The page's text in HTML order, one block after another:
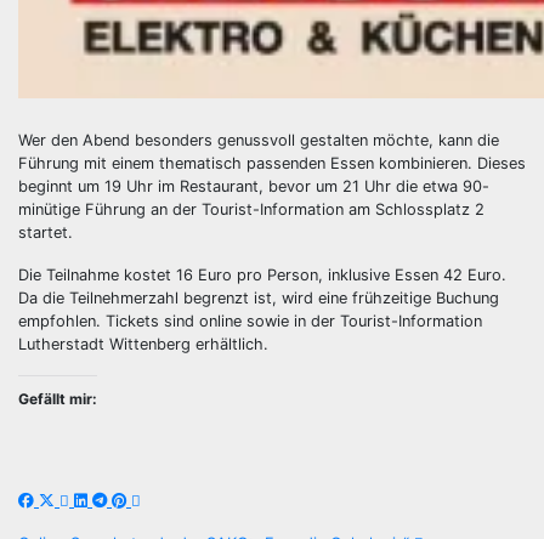
Wer den Abend besonders genussvoll gestalten möchte, kann die
Führung mit einem thematisch passenden Essen kombinieren. Dieses
beginnt um 19 Uhr im Restaurant, bevor um 21 Uhr die etwa 90-
minütige Führung an der Tourist-Information am Schlossplatz 2
startet.
Die Teilnahme kostet 16 Euro pro Person, inklusive Essen 42 Euro.
Da die Teilnehmerzahl begrenzt ist, wird eine frühzeitige Buchung
empfohlen. Tickets sind online sowie in der Tourist-Information
Lutherstadt Wittenberg erhältlich.
Gefällt mir: